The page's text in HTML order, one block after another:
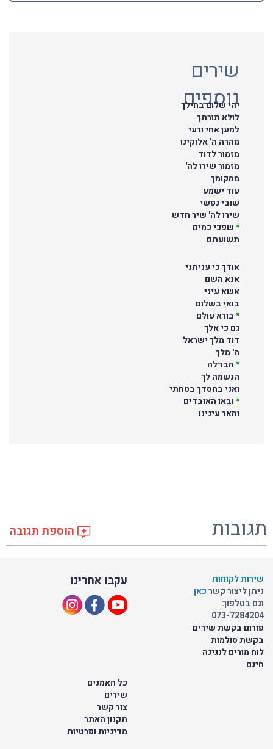
שירים
נוספים
יהי שלום בחילך
לולא תורתך
למען אחי ורעי
מהרה ה' אלוקינו
מזמור לדוד
מזמור שירו לה'
ממקומך
עוד ישמע
שובי נפשי
שירו לה' שיר חדש
*שפכי כמים
תשועתם
אודך כי עניתני
אנא השם
אשא עיני
בואי בשלום
*בורא עולם
גם כי אלך
דוד מלך ישראל
ה' מלך
*הבדלה
הנשמה לך
ואני בחסדך בטחתי
*ובאו האובדים
והאר עינינו
תגובות הוספת תגובה
עקבו אחרינו
שירות לקוחות
ניתן ליצור קשרכאן
וגם בטלפון:
073-7284204
פורום בקשת שירים
בקשת סולמות
לוח מורים לנגינה
חינם
כל האמנים
שירים
צור קשר
תקנון האתר
מדיניות ופרטיות